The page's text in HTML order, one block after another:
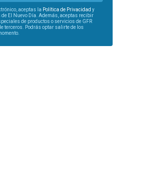
aceptas la Política de Privacidad y
de El Nuevo Día. Además, aceptas recibir
de productos o servicios de GFR
terceros. Podrás optar salirte de los